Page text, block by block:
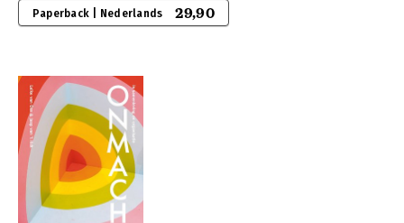
Paperback | Nederlands 29,90